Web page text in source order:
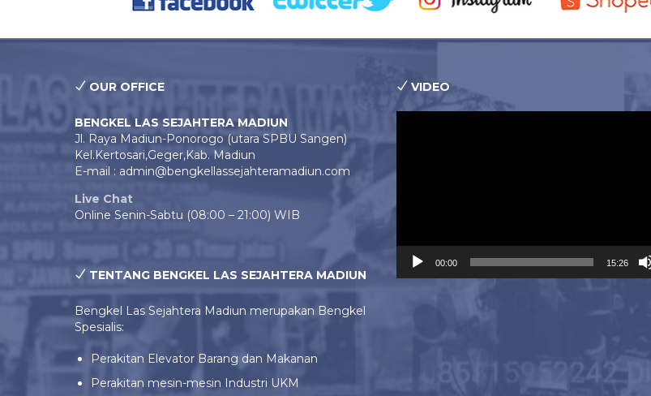
OUR OFFICE
BENGKEL LAS SEJAHTERA MADIUN
Jl. Raya Madiun-Ponorogo (utara SPBU Sangen)
Kel.Kertosari,Geger,Kab. Madiun
E-mail : admin@bengkellassejahteramadiun.com
Live Chat
Online Senin-Sabtu (08:00 – 21:00) WIB
TENTANG BENGKEL LAS SEJAHTERA MADIUN
Bengkel Las Sejahtera Madiun merupakan Bengkel
Spesialis:
Perakitan Elevator Barang dan Makanan
Perakitan mesin-mesin Industri UKM
VIDEO
00:00 15:26